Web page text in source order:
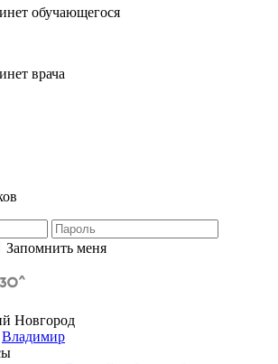
обучающегося
врача
Запомнить меня
Новгород
Владимир